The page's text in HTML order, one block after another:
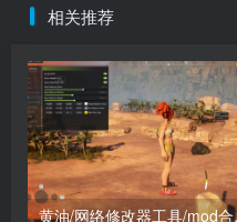
相关推荐
黄油/